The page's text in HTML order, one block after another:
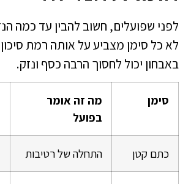
לפני שפועלים, חשוב להבין עד כמה
לא כל סימן מצביע על אותה רמת
באבחון יכול לחסוך הרבה כסף ונזק.
סימן
מה זה אומר
בפועל
כתם קטן התחלה של רטיבות